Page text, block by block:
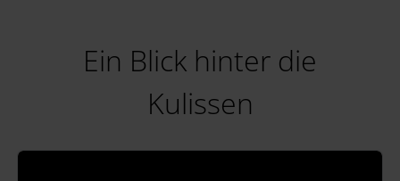
Ein Blick hinter die
Kulissen